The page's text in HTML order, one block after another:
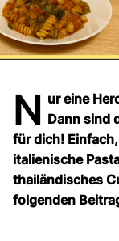
N ur eine
Dann sind
für dich!
italienische
thailändisches
folgenden